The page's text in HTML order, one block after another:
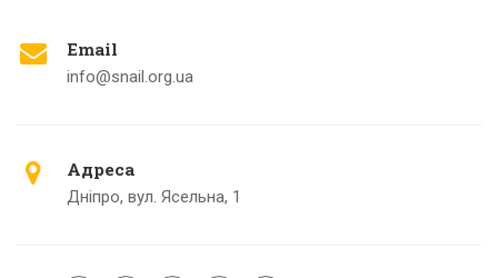
Email
info@snail.org.ua
Адреса
Дніпро, вул. Ясельна, 1